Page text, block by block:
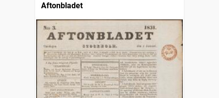
Aftonbladet